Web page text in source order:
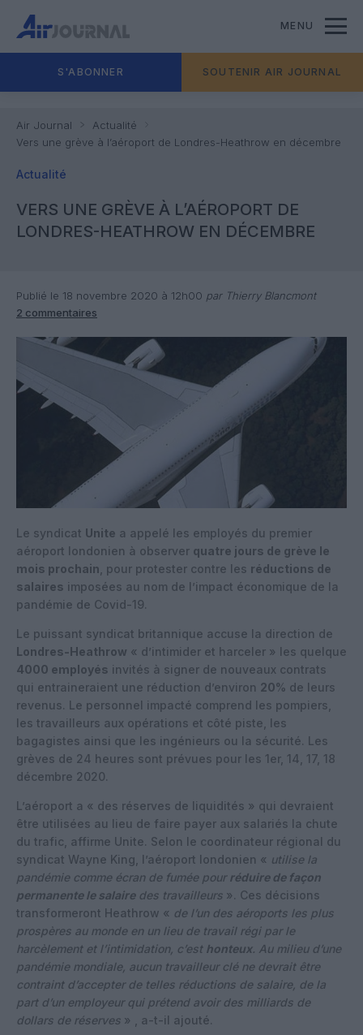
MENU
S'ABONNER SOUTENIR AIR JOURNAL
Air Journal
Actualité
Vers une grève à l’aéroport de Londres-Heathrow en décembre
Actualité
VERS UNE GRÈVE À L’AÉROPORT DE
LONDRES-HEATHROW EN DÉCEMBRE
Publié le 18 novembre 2020 à 12h00 par Thierry Blancmont
2 commentaires
Le syndicat Unite a appelé les employés du premier
aéroport londonien à observer quatre jours de grève le
mois prochain , pour protester contre les réductions de
salaires imposées au nom de l’impact économique de la
pandémie de Covid-19.
Le puissant syndicat britannique accuse la direction de
Londres-Heathrow « d’intimider et harceler » les quelque
4000 employés invités à signer de nouveaux contrats
qui entraineraient une réduction d’environ 20% de leurs
revenus. Le personnel impacté comprend les pompiers,
les travailleurs aux opérations et côté piste, les
bagagistes ainsi que les ingénieurs ou la sécurité. Les
grèves de 24 heures sont prévues pour les 1er, 14, 17, 18
décembre 2020.
L’aéroport a « des réserves de liquidités » qui devraient
être utilisées au lieu de faire payer aux salariés la chute
du trafic, affirme Unite. Selon le coordinateur régional du
syndicat Wayne King, l’aéroport londonien « utilise la
pandémie comme écran de fumée pour réduire de façon
permanente le salairedes travailleurs ». Ces décisions
transformeront Heathrow « de l’un des aéroports les plus
prospères au monde en un lieu de travail régi par le
harcèlement et l’intimidation, c’est honteux. Au milieu d’une
pandémie mondiale, aucun travailleur clé ne devrait être
contraint d’accepter de telles réductions de salaire, de la
part d’un employeur qui prétend avoir des milliards de
dollars de réserves » , a-t-il ajouté.